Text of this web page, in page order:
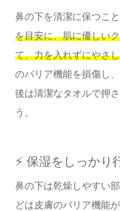
鼻の下を清潔に保つこと
を目安に、肌に優しい
て、力を入れずにやさ
のバリア機能を損傷し
後は清潔なタオルで押
う。
⚡ 保湿をしっかり
鼻の下は乾燥しやすい
どは皮膚のバリア機能